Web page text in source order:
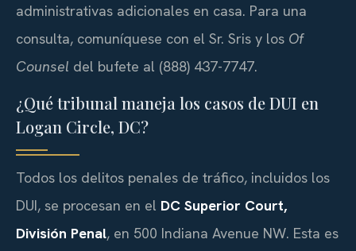
administrativas adicionales en casa. Para una
consulta, comuníquese con el Sr. Sris y los Of
Counsel del bufete al (888) 437-7747.
¿Qué tribunal maneja los casos de DUI en
Logan Circle, DC?
Todos los delitos penales de tráfico, incluidos los
DUI, se procesan en el DC Superior Court,
División Penal, en 500 Indiana Avenue NW. Esta es